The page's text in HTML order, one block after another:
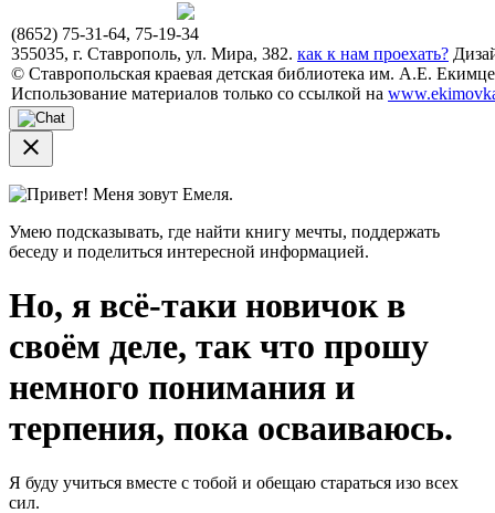
(8652) 75-31-64, 75-19-34
355035, г. Ставрополь, ул. Мира, 382. как к нам проехать?
© Ставропольская краевая детская библиотека им. А.Е.
Использование материалов только со ссылкой на
close
Привет! Меня зовут Емеля.
Умею подсказывать, где найти книгу мечты, поддержать
беседу и поделиться интересной информацией.
Но, я всё-таки новичок в
своём деле, так что прошу
немного понимания и
терпения, пока осваиваюсь.
Я буду учиться вместе с тобой и обещаю стараться изо всех
сил.